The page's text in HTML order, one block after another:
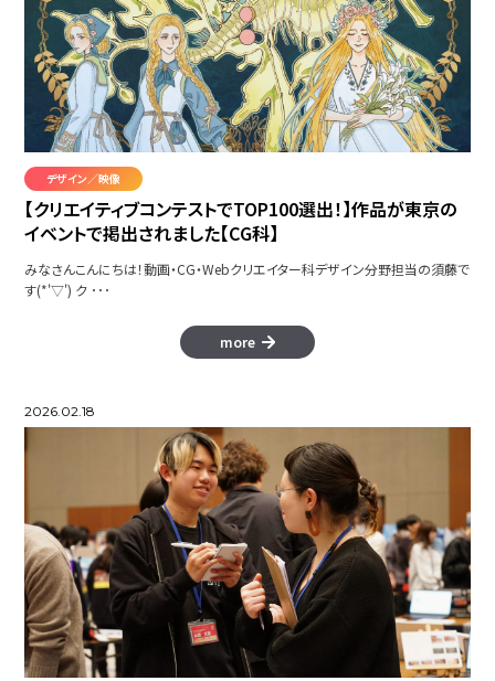
Produce AdobeExpress
Slovoid
つづく。
3DCGアニメーション集
CONNECT コネクト
恋のイメージ
デザイン／映像
【クリエイティブコンテストでTOP100選出！】作品が東京の
イベントで掲出されました【CG科】
みなさんこんにちは！動画・CG・Webクリエイター科デザイン分野担当の須藤で
す(*'▽') ク ･･･
more
2026.02.18